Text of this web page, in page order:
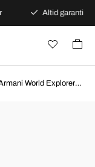
Altid garanti
Emporio Armani World Explorer Blå/Guldtonet stål Ø43 mm AR11362